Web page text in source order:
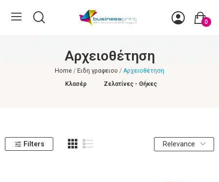
0
Αρχειοθέτηση
Home Ειδη γραφειου
Αρχειοθέτηση
Κλασέρ
Ζελατίνες - Θήκες
Filters Relevance